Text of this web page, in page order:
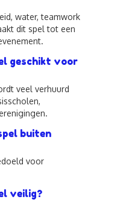
water, teamwork
dit spel tot een
geschikt voor
veel verhuurd
buiten
voor
veilig?